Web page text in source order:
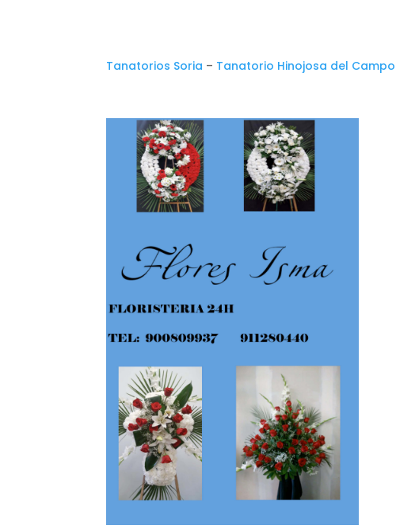
Tanatorios Soria – Tanatorio Hinojosa del Campo